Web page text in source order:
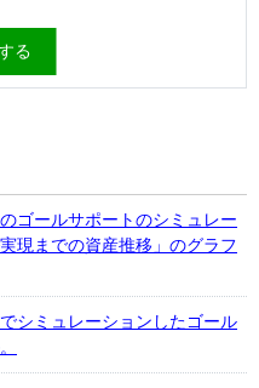
る
ゴールサポートのシミュレー
現までの資産推移」のグラフ
シミュレーションしたゴール